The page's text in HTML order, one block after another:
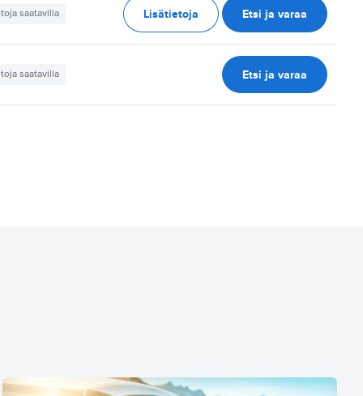
saatavilla Lisätietoja Etsi ja varaa
saatavilla Etsi ja varaa